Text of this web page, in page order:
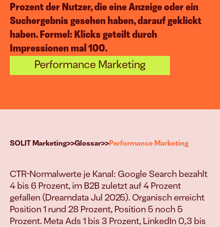
Blog
Content Creation
Social Media Content
Events
Systemen treiben wir Euer
Vielfach bewährt & erfolgreich implementiert.
Prozent der Nutzer, die eine Anzeige oder ein
Suchergebnis gesehen haben, darauf geklickt
haben. Formel: Klicks geteilt durch
Impressionen mal 100.
Performance Marketing
SOLIT Marketing>>Glossar>> Performance Marketing
CTR-Normalwerte je Kanal: Google Search bezahlt
4 bis 6 Prozent, im B2B zuletzt auf 4 Prozent
gefallen (Dreamdata Jul 2025). Organisch erreicht
Position 1 rund 28 Prozent, Position 5 noch 5
Prozent. Meta Ads 1 bis 3 Prozent, LinkedIn 0,3 bis